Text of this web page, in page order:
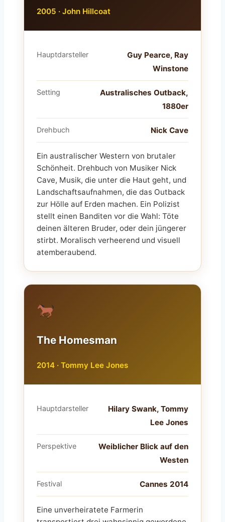
2005 · John Hillcoat
Hauptdarsteller
Guy Pearce, Ray
Winstone
Setting
Australisches Outback,
1880er
Drehbuch Nick Cave
Ein australischer Western von brutaler
Schönheit. Drehbuch von Musiker Nick
Cave, Musik, die unter die Haut geht, und
Landschaftsaufnahmen, die das Outback
zur Hölle auf Erden machen. Ein Polizist
stellt einen Banditen vor die Wahl: Töte
deinen älteren Bruder, oder dein jüngerer
stirbt. Moralisch verheerend und visuell
atemberaubend.
The Homesman
2014 · Tommy Lee Jones
Hauptdarsteller
Hilary Swank, Tommy
Lee Jones
Perspektive
Weiblicher Blick auf den
Westen
Festival Cannes 2014
Eine unverheiratete Farmerin